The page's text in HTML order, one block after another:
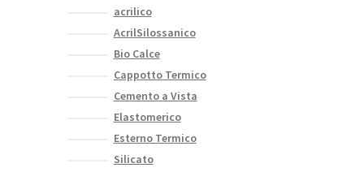
acrilico
AcrilSilossanico
Bio Calce
Cappotto Termico
Cemento a Vista
Elastomerico
Esterno Termico
Silicato